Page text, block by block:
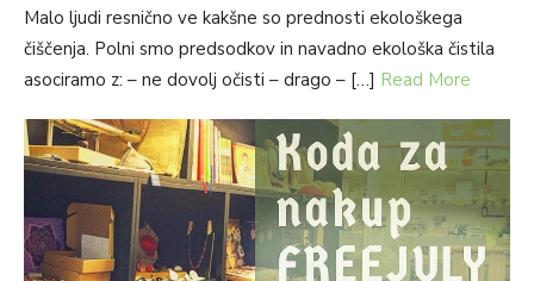
Malo ljudi resnično ve kakšne so prednosti ekološkega
čiščenja. Polni smo predsodkov in navadno ekološka čistila
asociramo z: – ne dovolj očisti – drago – […] Read More